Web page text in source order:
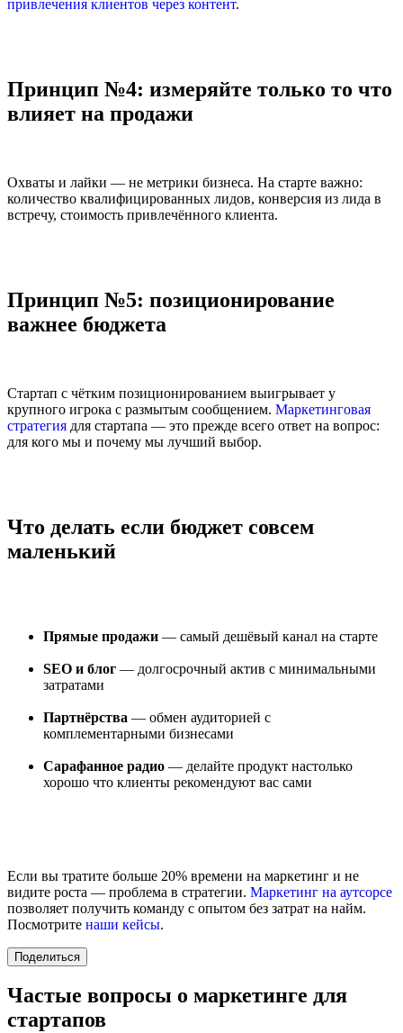
привлечения клиентов через контент.
Принцип №4: измеряйте только то что
влияет на продажи
Охваты и лайки — не метрики бизнеса. На старте важно:
количество квалифицированных лидов, конверсия из лида в
встречу, стоимость привлечённого клиента.
Принцип №5: позиционирование
важнее бюджета
Стартап с чётким позиционированием выигрывает у
крупного игрока с размытым сообщением. Маркетинговая
стратегия для стартапа — это прежде всего ответ на вопрос:
для кого мы и почему мы лучший выбор.
Что делать если бюджет совсем
маленький
Прямые продажи — самый дешёвый канал на старте
SEO и блог — долгосрочный актив с минимальными
затратами
Партнёрства — обмен аудиторией с
комплементарными бизнесами
Сарафанное радио — делайте продукт настолько
хорошо что клиенты рекомендуют вас сами
Если вы тратите больше 20% времени на маркетинг и не
видите роста — проблема в стратегии. Маркетинг на аутсорсе
позволяет получить команду с опытом без затрат на найм.
Посмотрите наши кейсы.
Поделиться
Частые вопросы о маркетинге для
стартапов